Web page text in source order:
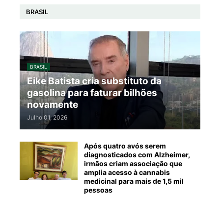
BRASIL
BRASIL
Eike Batista cria substituto da
gasolina para faturar bilhões
novamente
Julho 01, 2026
Após quatro avós serem
diagnosticados com Alzheimer,
irmãos criam associação que
amplia acesso à cannabis
medicinal para mais de 1,5 mil
pessoas